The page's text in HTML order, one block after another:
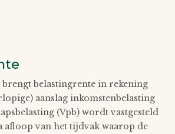
brengt belastingrente in rekening
aanslag inkomstenbelasting
(Vpb) wordt vastgesteld
afloop van het tijdvak waarop de